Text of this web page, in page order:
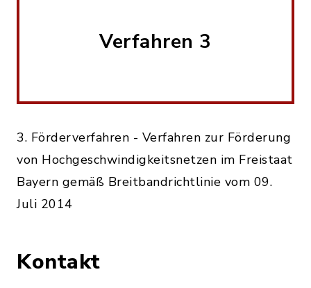
Verfahren 3
3. Förderverfahren - Verfahren zur Förderung
von Hochgeschwindigkeitsnetzen im Freistaat
Bayern gemäß Breitbandrichtlinie vom 09.
Juli 2014
Kontakt